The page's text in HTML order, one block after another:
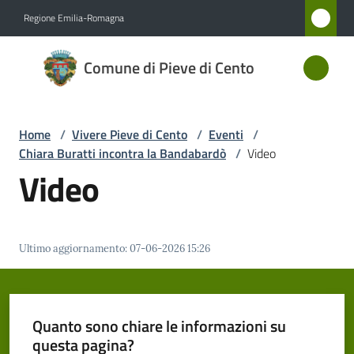
Regione Emilia-Romagna
Comune di Pieve di Cento
Comune
di Pieve
Servizi
Vivere
Pieve
Home / Vivere Pieve di Cento / Eventi /
Chiara Buratti incontra la Bandabardò / Video
Video
Ultimo aggiornamento:07-06-2026 15:26
Quanto sono chiare le informazioni su
questa pagina?